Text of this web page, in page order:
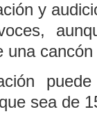
y
una
sea de